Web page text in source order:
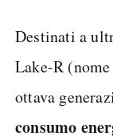
Destinati a
Lake-R
ottava
consumo